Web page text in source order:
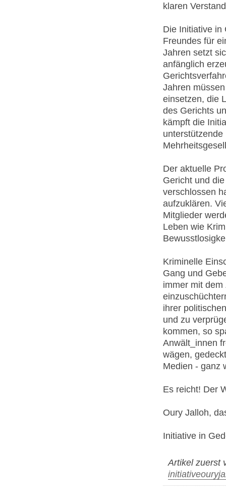
klaren
Die Initiative in
Freundes für
Jahren setzt
anfänglich
Jahren
einsetzen, die
des Gerichts
kämpft die
Der aktuelle
Gericht und
verschlossen
aufzuklären.
Mitglieder
Leben wie
Kriminelle
Gang und
immer mit
ihrer
und zu
kommen, so
Anwält_innen
wägen,
Medien - ganz
Es reicht! Der
Oury Jalloh,
Initiative in
Artikel zuerst